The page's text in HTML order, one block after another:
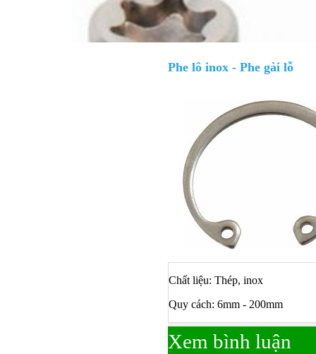
Phe lô inox - Phe gài lỗ
Chất liệu: Thép, inox
Quy cách: 6mm - 200mm
Xem bình luận